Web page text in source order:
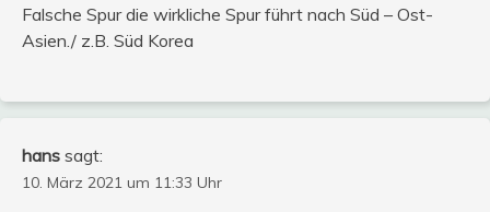
Falsche Spur die wirkliche Spur führt nach Süd – Ost-
Asien./ z.B. Süd Korea
hans sagt:
10. März 2021 um 11:33 Uhr